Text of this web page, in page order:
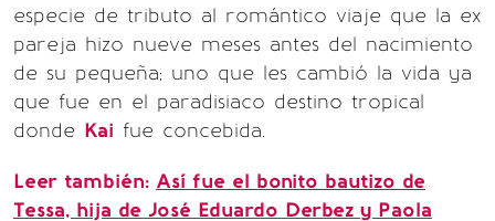
especie de tributo al romántico viaje que la ex
pareja hizo nueve meses antes del nacimiento
de su pequeña; uno que les cambió la vida ya
que fue en el paradisiaco destino tropical
donde Kai fue concebida.
Leer también: Así fue el bonito bautizo de
Tessa, hija de José Eduardo Derbez y Paola